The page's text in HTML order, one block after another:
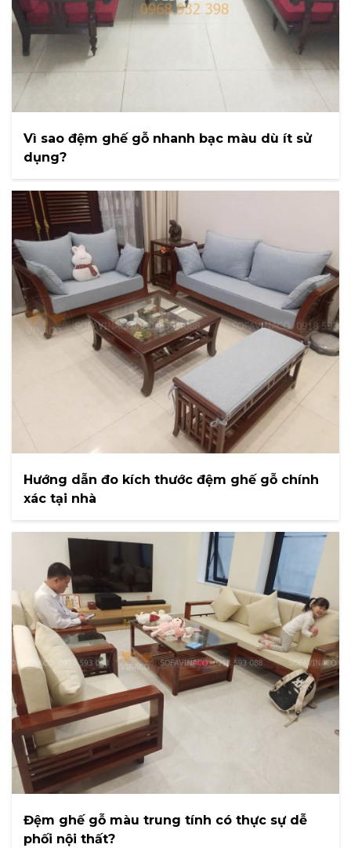
Vì sao đệm ghế gỗ nhanh bạc màu dù ít sử
dụng?
Hướng dẫn đo kích thước đệm ghế gỗ chính
xác tại nhà
Đệm ghế gỗ màu trung tính có thực sự dễ
phối nội thất?